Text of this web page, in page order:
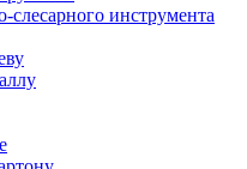
слесарного инструмента